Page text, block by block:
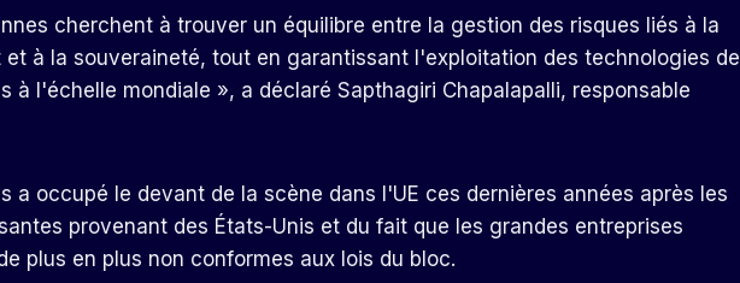
cherchent à trouver un équilibre entre la gestion des risques liés à la
à la souveraineté, tout en garantissant l'exploitation des technologies de
à l'échelle mondiale », a déclaré Sapthagiri Chapalapalli, responsable
a occupé le devant de la scène dans l'UE ces dernières années après les
provenant des États-Unis et du fait que les grandes entreprises
plus en plus non conformes aux lois du bloc.